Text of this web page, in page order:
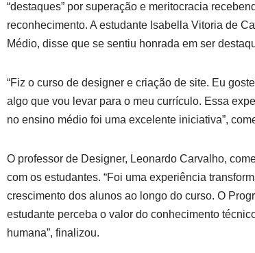
“destaques” por superação e meritocracia
reconhecimento. A estudante Isabella Vitoria de
Médio, disse que se sentiu honrada em ser
“Fiz o curso de designer e criação de site. Eu
algo que vou levar para o meu currículo. Essa
no ensino médio foi uma excelente iniciativa”,
O professor de Designer, Leonardo Carvalho,
com os estudantes. “Foi uma experiência
crescimento dos alunos ao longo do curso. O
estudante perceba o valor do conhecimento
humana”, finalizou.